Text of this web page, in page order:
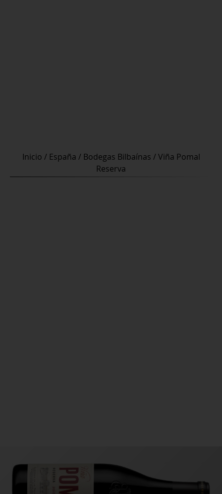
Inicio / España / Bodegas Bilbaínas / Viña Pomal
Reserva